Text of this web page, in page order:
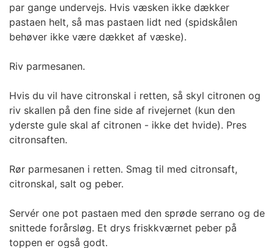
par gange undervejs. Hvis væsken ikke dækker
pastaen helt, så mas pastaen lidt ned (spidskålen
behøver ikke være dækket af væske).
Riv parmesanen.
Hvis du vil have citronskal i retten, så skyl citronen og
riv skallen på den fine side af rivejernet (kun den
yderste gule skal af citronen - ikke det hvide). Pres
citronsaften.
Rør parmesanen i retten. Smag til med citronsaft,
citronskal, salt og peber.
Servér one pot pastaen med den sprøde serrano og de
snittede forårsløg. Et drys friskkværnet peber på
toppen er også godt.